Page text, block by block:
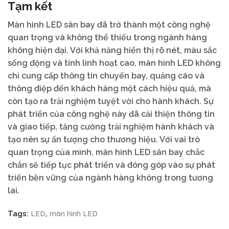
Tạm kết
Màn hình LED sân bay đã trở thành một công nghệ
quan trọng và không thể thiếu trong ngành hàng
không hiện đại. Với khả năng hiển thị rõ nét, màu sắc
sống động và tính linh hoạt cao, màn hình LED không
chỉ cung cấp thông tin chuyến bay, quảng cáo và
thông điệp đến khách hàng một cách hiệu quả, mà
còn tạo ra trải nghiệm tuyệt vời cho hành khách. Sự
phát triển của công nghệ này đã cải thiện thông tin
và giao tiếp, tăng cường trải nghiệm hành khách và
tạo nên sự ấn tượng cho thương hiệu. Với vai trò
quan trọng của mình, màn hình LED sân bay chắc
chắn sẽ tiếp tục phát triển và đóng góp vào sự phát
triển bền vững của ngành hàng không trong tương
lai.
Tags: LED, màn hình LED